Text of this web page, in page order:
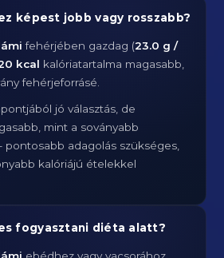
képest jobb vagy rosszabb?
fehérjében gazdag (23.0 g /
kcal kalóriatartalma magasabb,
fehérjeforrásé.
jó választás, de
mint a soványabb
adagolás szükséges,
kalóriájú ételekkel
fogyasztani diéta alatt?